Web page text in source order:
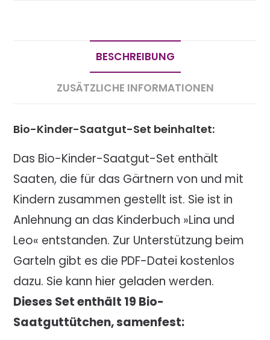
BESCHREIBUNG
ZUSÄTZLICHE INFORMATIONEN
Bio-Kinder-Saatgut-Set beinhaltet:
Das Bio-Kinder-Saatgut-Set enthält
Saaten, die für das Gärtnern von und mit
Kindern zusammen gestellt ist. Sie ist in
Anlehnung an das Kinderbuch »Lina und
Leo« entstanden. Zur Unterstützung beim
Garteln gibt es die PDF-Datei kostenlos
dazu. Sie kann hier geladen werden.
Dieses Set enthält 19 Bio-
Saatguttütchen, samenfest: